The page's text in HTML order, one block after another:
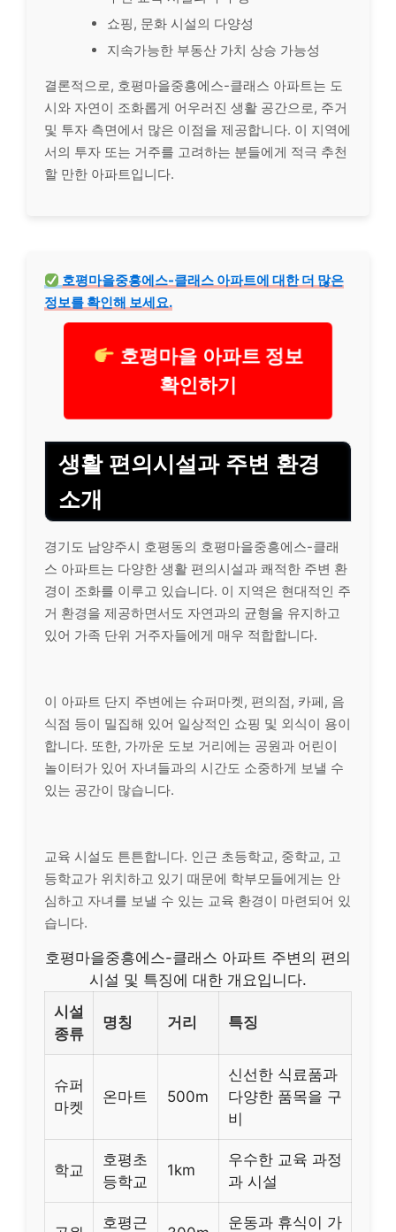
쇼핑, 문화 시설의 다양성
지속가능한 부동산 가치 상승 가능성
결론적으로, 호평마을중흥에스-클래스 아파트는 도
시와 자연이 조화롭게 어우러진 생활 공간으로, 주거
및 투자 측면에서 많은 이점을 제공합니다. 이 지역에
서의 투자 또는 거주를 고려하는 분들에게 적극 추천
할 만한 아파트입니다.
호평마을중흥에스-클래스 아파트에 대한 더 많은
정보를 확인해 보세요.
호평마을 아파트 정보
확인하기
생활 편의시설과 주변 환경
소개
경기도 남양주시 호평동의 호평마을중흥에스-클래
스 아파트는 다양한 생활 편의시설과 쾌적한 주변 환
경이 조화를 이루고 있습니다. 이 지역은 현대적인 주
거 환경을 제공하면서도 자연과의 균형을 유지하고
있어 가족 단위 거주자들에게 매우 적합합니다.
이 아파트 단지 주변에는 슈퍼마켓, 편의점, 카페, 음
식점 등이 밀집해 있어 일상적인 쇼핑 및 외식이 용이
합니다. 또한, 가까운 도보 거리에는 공원과 어린이
놀이터가 있어 자녀들과의 시간도 소중하게 보낼 수
있는 공간이 많습니다.
교육 시설도 튼튼합니다. 인근 초등학교, 중학교, 고
등학교가 위치하고 있기 때문에 학부모들에게는 안
심하고 자녀를 보낼 수 있는 교육 환경이 마련되어 있
습니다.
호평마을중흥에스-클래스 아파트 주변의 편의
시설 및 특징에 대한 개요입니다.
시설
종류
명칭 거리 특징
슈퍼
마켓
온마트 500m
신선한 식료품과
다양한 품목을 구
비
학교
호평초
등학교
1km
우수한 교육 과정
과 시설
호평근 운동과 휴식이 가